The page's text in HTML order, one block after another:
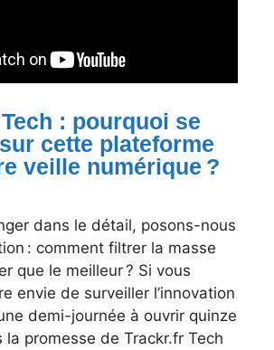
: pourquoi se
cette plateforme
veille numérique ?
dans le détail, posons-nous
: comment filtrer la masse
que le meilleur ? Si vous
envie de surveiller l’innovation
demi-journée à ouvrir quinze
la promesse de Trackr.fr Tech